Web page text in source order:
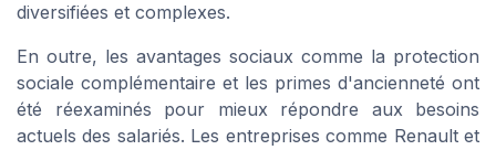
diversifiées et complexes.
En outre, les avantages sociaux comme la protection
sociale complémentaire et les primes d'ancienneté ont
été réexaminés pour mieux répondre aux besoins
actuels des salariés. Les entreprises comme Renault et